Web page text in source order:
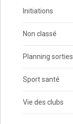
Initiations
Non classé
Planning sorties
Sport santé
Vie des clubs